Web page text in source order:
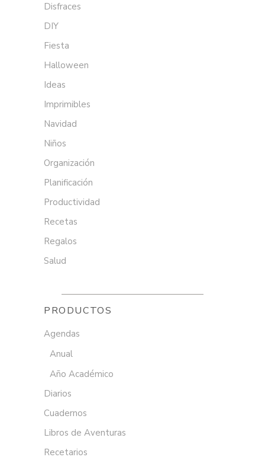
Disfraces
DIY
Fiesta
Halloween
Ideas
Imprimibles
Navidad
Niños
Organización
Planificación
Productividad
Recetas
Regalos
Salud
PRODUCTOS
Agendas
Anual
Año Académico
Diarios
Cuadernos
Libros de Aventuras
Recetarios